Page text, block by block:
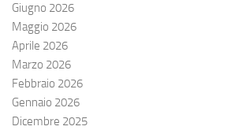
Giugno 2026
Maggio 2026
Aprile 2026
Marzo 2026
Febbraio 2026
Gennaio 2026
Dicembre 2025